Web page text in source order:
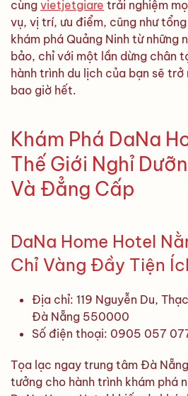
cùng vietjetgiare trải nghiệm
vụ, vị trí, ưu điểm, cũng như
khám phá Quảng Ninh từ
bảo, chỉ với một lần dừng chân
hành trình du lịch của bạn sẽ trở
bao giờ hết.
Khám Phá DaNa
Thế Giới Nghỉ
Và Đẳng Cấp
DaNa Home Hotel
Chỉ Vàng Đầy Tiện
Địa chỉ: 119 Nguyễn Du,
Đà Nẵng 550000
Số điện thoại: 0905 057
Tọa lạc ngay trung tâm Đà
tưởng cho hành trình khám phá